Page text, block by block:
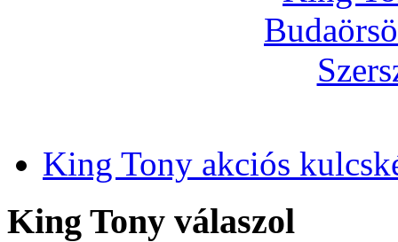
King Tony akciós
King Tony válaszol